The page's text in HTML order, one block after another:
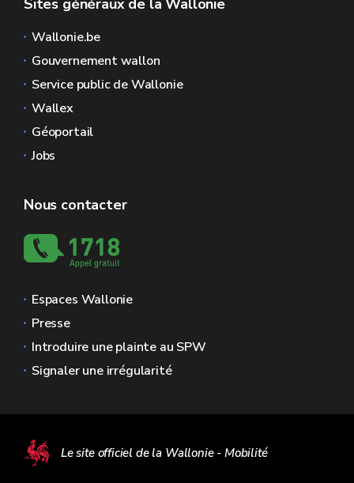
Sites généraux de la Wallonie
Wallonie.be
Gouvernement wallon
Service public de Wallonie
Wallex
Géoportail
Jobs
Nous contacter
Espaces Wallonie
Presse
Introduire une plainte au SPW
Signaler une irrégularité
Le site officiel de la Wallonie - Mobilité